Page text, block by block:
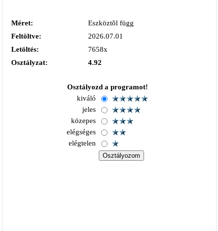
Méret:
Eszköztõl függ
Feltöltve:
2026.07.01
Letöltés:
7658x
Osztályzat:
4.92
Osztályozd a programot!
kiváló
jeles
közepes
elégséges
elégtelen